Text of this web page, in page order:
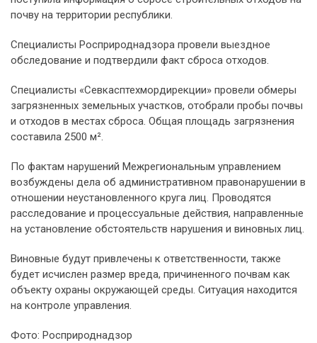
почву на территории республики.
Специалисты Росприроднадзора провели выездное
обследование и подтвердили факт сброса отходов.
Специалисты «Севкасптехмордирекции» провели обмеры
загрязненных земельных участков, отобрали пробы почвы
и отходов в местах сброса. Общая площадь загрязнения
составила 2500 м².
По фактам нарушений Межрегиональным управлением
возбуждены дела об административном правонарушении в
отношении неустановленного круга лиц. Проводятся
расследование и процессуальные действия, направленные
на установление обстоятельств нарушения и виновных лиц.
Виновные будут привлечены к ответственности, также
будет исчислен размер вреда, причиненного почвам как
объекту охраны окружающей среды. Ситуация находится
на контроле управления.
Фото: Росприроднадзор